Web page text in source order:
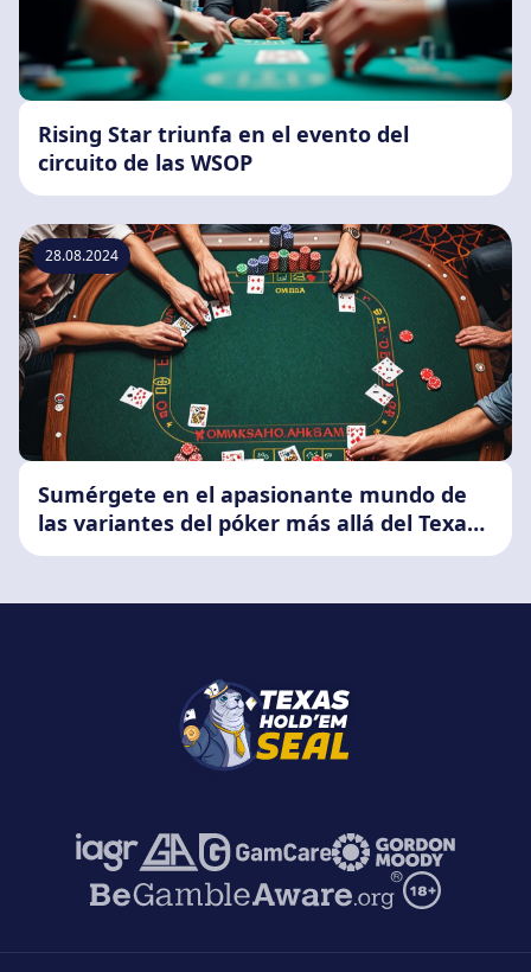
Rising Star triunfa en el evento del
circuito de las WSOP
28.08.2024
Sumérgete en el apasionante mundo de
las variantes del póker más allá del Texas
Hold'Em